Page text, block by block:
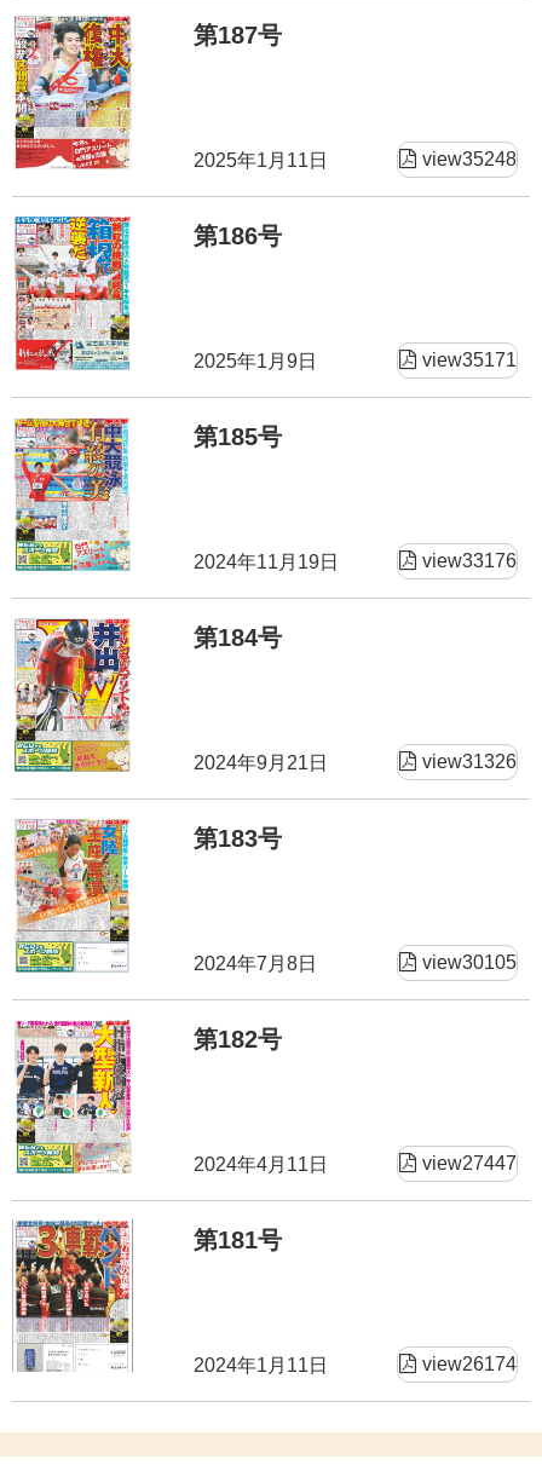
第187号
2025年1月11日 view35248
第186号
2025年1月9日 view35171
第185号
2024年11月19日 view33176
第184号
2024年9月21日 view31326
第183号
2024年7月8日 view30105
第182号
2024年4月11日 view27447
第181号
2024年1月11日 view26174